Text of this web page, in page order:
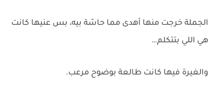
الجملة خرجت منها أهدى مما حاسّة بيه، بس عنيها كانت
هي اللي بتتكلم…
والغيرة فيها كانت طالعة بوضوح مرعب.